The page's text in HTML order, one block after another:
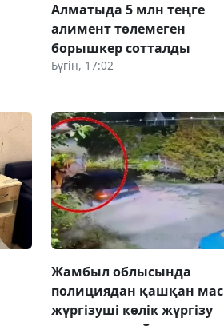
Алматыда 5 млн теңге
алимент төлемеген
борышкер сотталды
Бүгін, 17:02
Жамбыл облысында
полициядан қашқан мас
жүргізуші көлік жүргізу